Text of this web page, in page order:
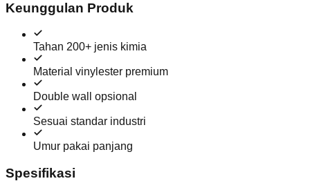
Keunggulan Produk
Tahan 200+ jenis kimia
Material vinylester premium
Double wall opsional
Sesuai standar industri
Umur pakai panjang
Spesifikasi